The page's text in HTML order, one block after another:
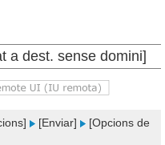
a dest. sense domini]
[Enviar]
[Opcions de